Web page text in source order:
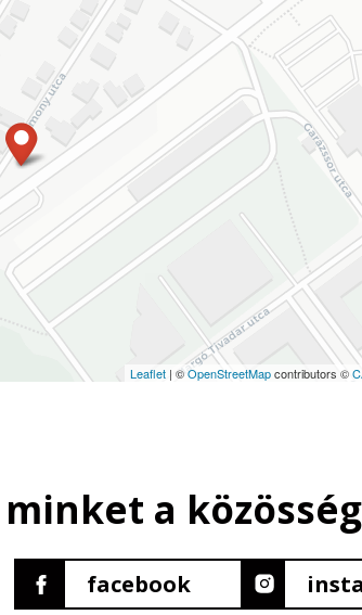
Leaflet | ©OpenStreetMapcontributors ©
minket a
facebook